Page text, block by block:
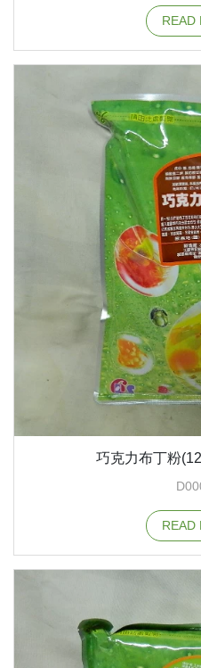
READ
巧克力布丁粉
READ